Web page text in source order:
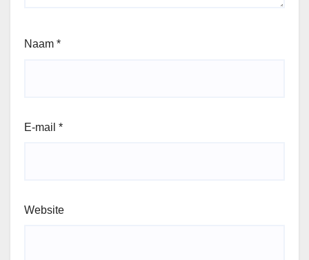
Naam *
E-mail *
Website